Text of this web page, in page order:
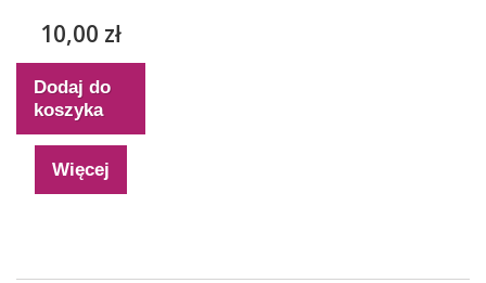
10,00 zł
Dodaj do
koszyka
Więcej